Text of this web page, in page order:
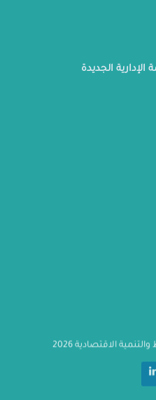
الجديدة
الاقتصادية 2026